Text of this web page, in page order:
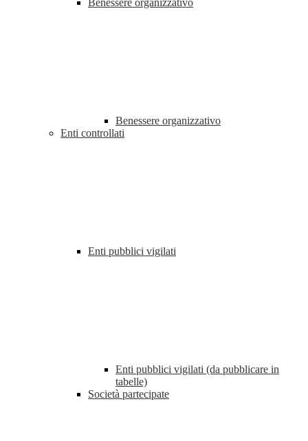
Benessere organizzativo
Benessere organizzativo
Enti controllati
Enti pubblici vigilati
Enti pubblici vigilati (da pubblicare in
tabelle)
Società partecipate